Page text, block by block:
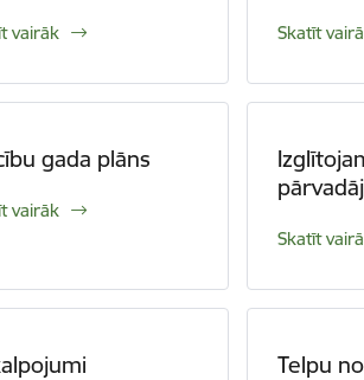
vairāk Skatīt
gada plāns
vairāk
Skatīt
Telpu